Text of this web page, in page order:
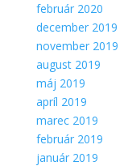
február 2020
december 2019
november 2019
august 2019
máj 2019
apríl 2019
marec 2019
február 2019
január 2019